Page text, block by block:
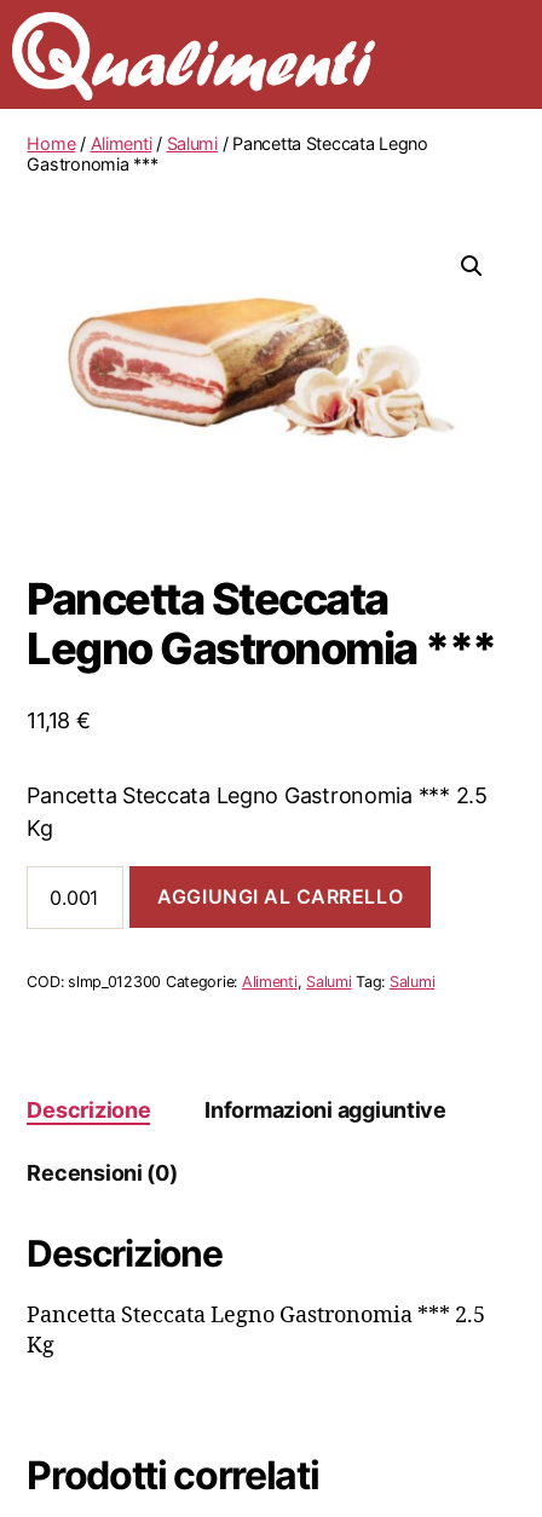
Home/ Alimenti/ Salumi/ Pancetta Steccata Legno
Gastronomia ***
Pancetta Steccata
Legno Gastronomia ***
11,18 €
Pancetta Steccata Legno Gastronomia *** 2.5
Kg
Steccata
Legno
***
quantità
AGGIUNGI AL CARRELLO
COD:slmp_012300 Categorie: Alimenti, Salumi Tag: Salumi
Descrizione Informazioni aggiuntive
Recensioni (0)
Descrizione
Pancetta Steccata Legno Gastronomia *** 2.5
Kg
Prodotti correlati